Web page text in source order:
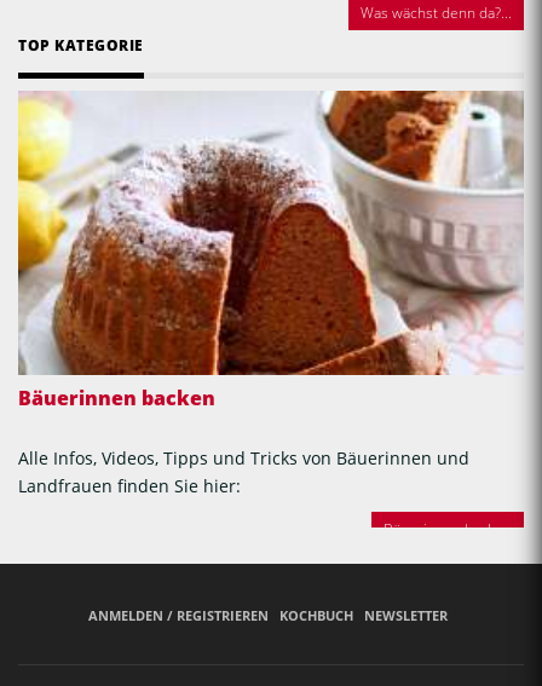
Was wächst denn da?...
TOP KATEGORIE
Bäuerinnen backen
Alle Infos, Videos, Tipps und Tricks von Bäuerinnen und
Landfrauen finden Sie hier:
Bäuerinnen backen
ANMELDEN / REGISTRIEREN KOCHBUCH NEWSLETTER